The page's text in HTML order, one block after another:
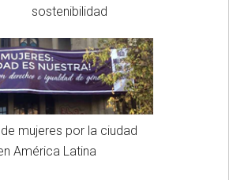
sostenibilidad
mujeres por la ciudad
América Latina